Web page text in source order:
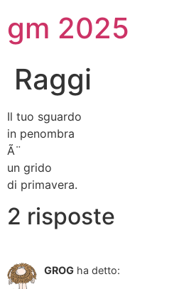
gm 2025
Raggi
Il tuo sguardo
in penombra
Ã¨
un grido
di primavera.
2 risposte
GROG ha detto: